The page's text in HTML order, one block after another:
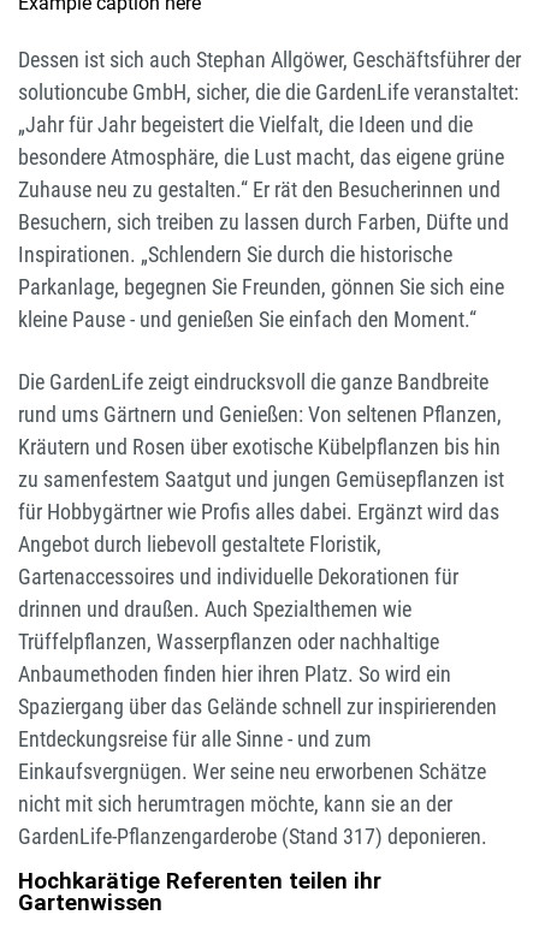
Dessen ist sich auch Stephan Allgöwer, Geschäftsführer der
solutioncube GmbH, sicher, die die GardenLife veranstaltet:
„Jahr für Jahr begeistert die Vielfalt, die Ideen und die
besondere Atmosphäre, die Lust macht, das eigene grüne
Zuhause neu zu gestalten.“ Er rät den Besucherinnen und
Besuchern, sich treiben zu lassen durch Farben, Düfte und
Inspirationen. „Schlendern Sie durch die historische
Parkanlage, begegnen Sie Freunden, gönnen Sie sich eine
kleine Pause - und genießen Sie einfach den Moment.“
Die GardenLife zeigt eindrucksvoll die ganze Bandbreite
rund ums Gärtnern und Genießen: Von seltenen Pflanzen,
Kräutern und Rosen über exotische Kübelpflanzen bis hin
zu samenfestem Saatgut und jungen Gemüsepflanzen ist
für Hobbygärtner wie Profis alles dabei. Ergänzt wird das
Angebot durch liebevoll gestaltete Floristik,
Gartenaccessoires und individuelle Dekorationen für
drinnen und draußen. Auch Spezialthemen wie
Trüffelpflanzen, Wasserpflanzen oder nachhaltige
Anbaumethoden finden hier ihren Platz. So wird ein
Spaziergang über das Gelände schnell zur inspirierenden
Entdeckungsreise für alle Sinne - und zum
Einkaufsvergnügen. Wer seine neu erworbenen Schätze
nicht mit sich herumtragen möchte, kann sie an der
GardenLife-Pflanzengarderobe (Stand 317) deponieren.
Hochkarätige Referenten teilen ihr
Gartenwissen